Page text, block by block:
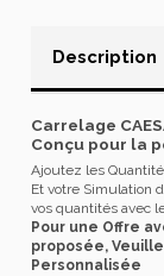
Description
Carrelage
Conçu pour la
Ajoutez les
Et votre Simulation
vos quantités avec
Pour une Offre
proposée,
Personnalisée